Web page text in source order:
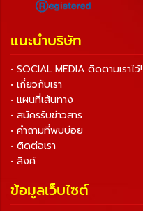
แนะนำบริษัท
• SOCIAL MEDIA ติดตามเราไว้!
• เกี่ยวกับเรา
• แผนที่เส้นทาง
• สมัครรับข่าวสาร
• คำถามที่พบบ่อย
• ติดต่อเรา
• ลิงค์
ข้อมูลเว็บไซต์